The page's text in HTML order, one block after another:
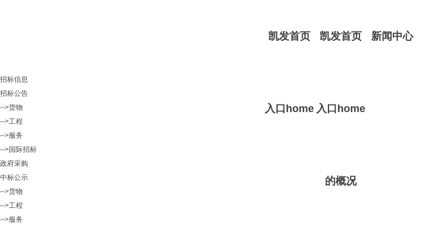
凯发首页
入口home
凯发首页
入口home
的概况
新闻中心
招标信息
招标公告
-->货物
-->工程
-->服务
-->国际招标
政府采购
中标公示
-->货物
-->工程
-->服务